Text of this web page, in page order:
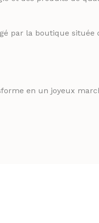
par la boutique
en un joyeux